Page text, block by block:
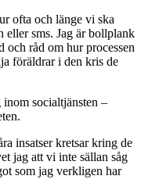
ofta och länge vi ska
eller sms. Jag är bollplank
och råd om hur processen
föräldrar i den kris de
socialtjänsten –
insatser kretsar kring de
jag att vi inte sällan såg
som jag verkligen har